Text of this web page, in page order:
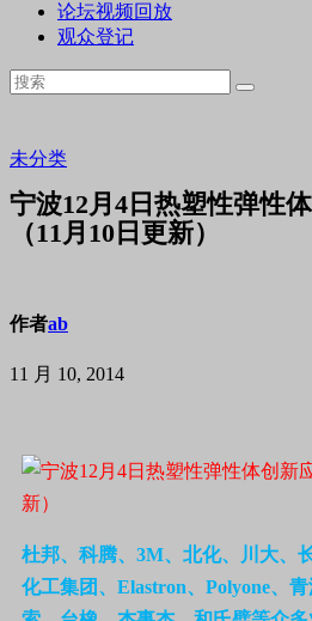
论坛视频回放
观众登记
未分类
宁波12月4日热塑性弹性
（11月10日更新）
作者ab
11 月 10, 2014
杜邦、科腾、3M、北化、川大、
化工集团、 Elastron、Polyone、青